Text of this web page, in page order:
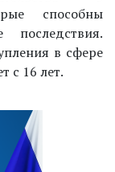
способны
в сфере
с 16 лет.